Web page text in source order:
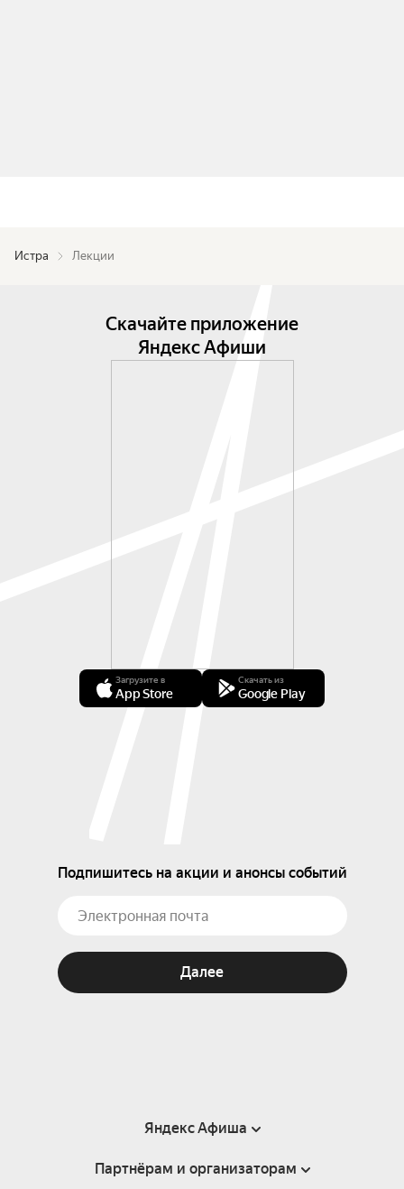
Истра Лекции
Скачайте приложение
Яндекс Афиши
Загрузите в
App Store
Скачать из
Google Play
Подпишитесь на акции и анонсы событий
Далее
Яндекс Афиша
Справка
Партнёрам и организаторам